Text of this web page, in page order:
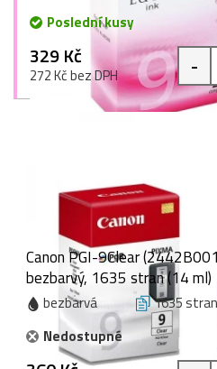
Poslední kusy
329 Kč
272 Kč bez DPH -
Canon PGI-9Clear
bezbarvý, 1635 stran (14 ml)
bezbarvá 1635 stran
Nedostupné